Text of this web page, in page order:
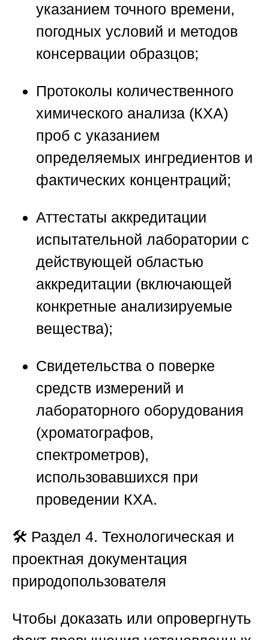
указанием точного времени,
погодных условий и методов
консервации образцов;
Протоколы количественного
химического анализа (КХА)
проб с указанием
определяемых ингредиентов и
фактических концентраций;
Аттестаты аккредитации
испытательной лаборатории с
действующей областью
аккредитации (включающей
конкретные анализируемые
вещества);
Свидетельства о поверке
средств измерений и
лабораторного оборудования
(хроматографов,
спектрометров),
использовавшихся при
проведении КХА.
🛠️ Раздел 4. Технологическая и
проектная документация
природопользователя
Чтобы доказать или опровергнуть